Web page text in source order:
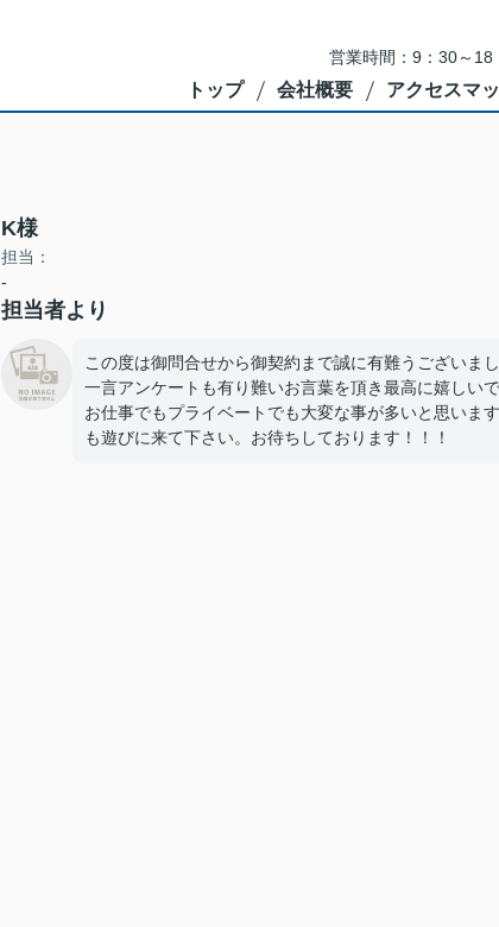
営業時間：9：30～
トップ 会社概要 アクセスマ
K様
担当：
-
担当者より
この度は御問合せから御契約まで誠に有難うございまし
一言アンケートも有り難いお言葉を頂き最高に嬉しいで
お仕事でもプライベートでも大変な事が多いと思いま
も遊びに来て下さい。お待ちしております！！！